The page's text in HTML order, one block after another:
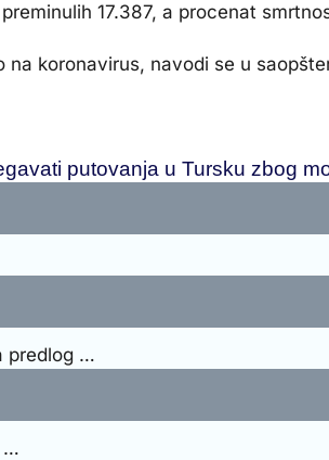
17.387, a procenat
koronavirus, navodi se u
predlog …
…